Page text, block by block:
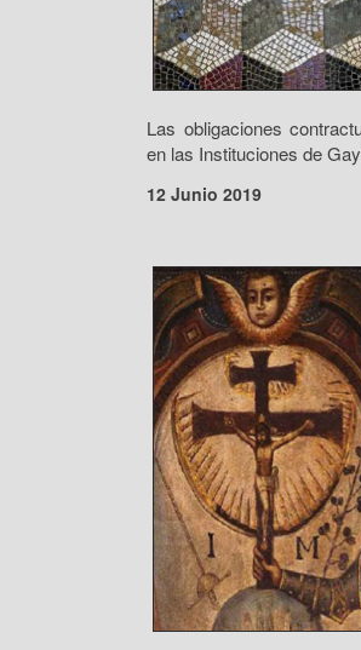
Las obligaciones
en las Instituciones de
12 Junio 2019